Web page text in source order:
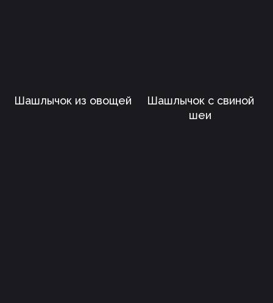
Шашлычок из овощей
Шашлычок с свиной
шеи
© 2026 Smile Event Catering